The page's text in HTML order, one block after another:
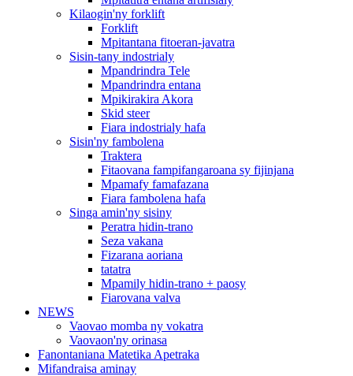
Kilaogin'ny forklift
Forklift
Mpitantana fitoeran-javatra
Sisin-tany indostrialy
Mpandrindra Tele
Mpandrindra entana
Mpikirakira Akora
Skid steer
Fiara indostrialy hafa
Sisin'ny fambolena
Traktera
Fitaovana fampifangaroana sy fijinjana
Mpamafy famafazana
Fiara fambolena hafa
Singa amin'ny sisiny
Peratra hidin-trano
Seza vakana
Fizarana aoriana
tatatra
Mpamily hidin-trano + paosy
Fiarovana valva
NEWS
Vaovao momba ny vokatra
Vaovaon'ny orinasa
Fanontaniana Matetika Apetraka
Mifandraisa aminay